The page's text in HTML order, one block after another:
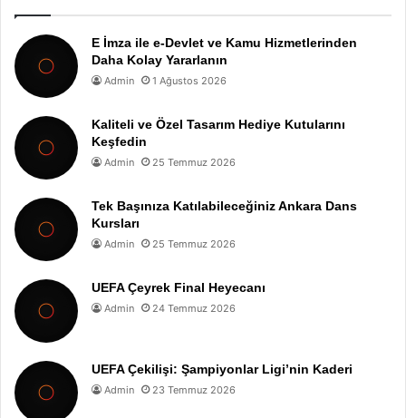
E İmza ile e-Devlet ve Kamu Hizmetlerinden
Daha Kolay Yararlanın
Admin 1 Ağustos 2026
Kaliteli ve Özel Tasarım Hediye Kutularını
Keşfedin
Admin 25 Temmuz 2026
Tek Başınıza Katılabileceğiniz Ankara Dans
Kursları
Admin 25 Temmuz 2026
UEFA Çeyrek Final Heyecanı
Admin 24 Temmuz 2026
UEFA Çekilişi: Şampiyonlar Ligi’nin Kaderi
Admin 23 Temmuz 2026